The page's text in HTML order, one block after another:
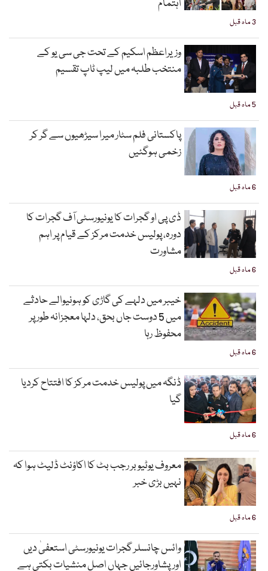
3 ماہ قبل
اہتمام
5 ماہ قبل
وزیراعظم اسکیم کے تحت جی سی یو کے
منتخب طلبہ میں لیپ ٹاپ تقسیم
6 ماہ قبل
پاکستانی فلم سٹار میرا سیڑھیوں سے گر کر
زخمی ہوگئیں
6 ماہ قبل
ڈی پی او گجرات کا یونیورسٹی آف گجرات کا
دورہ، پولیس خدمت مرکز کے قیام پر اہم
مشاورت
6 ماہ قبل
خیبر میں دلہے کی گاڑی کو ہونیوالے حادثے
میں 5 دوست جاں بحق، دلہا معجزانہ طور پر
محفوظ رہا
6 ماہ قبل
ڈنگہ میں پولیس خدمت مرکز کا افتتاح کردیا
گیا
6 ماہ قبل
معروف یوٹیوبر رجب بٹ کا اکاؤنٹ ڈلیٹ ہوا کہ
نہیں بڑی خبر
وائس چانسلر گجرات یونیورسٹی استعفیٰ دیں
اورپشاورجائیں جہاں اصل منشیات بکتی ہے